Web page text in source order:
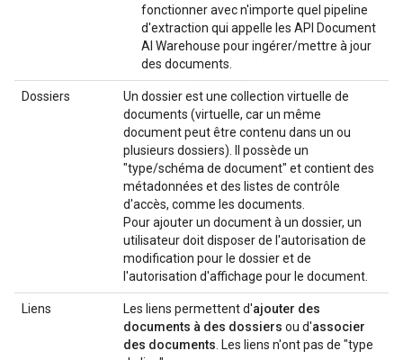
fonctionner avec n'importe quel pipeline
d'extraction qui appelle les API Document
AI Warehouse pour ingérer/mettre à jour
des documents.
Dossiers
Un dossier est une collection virtuelle de
documents (virtuelle, car un même
document peut être contenu dans un ou
plusieurs dossiers). Il possède un
"type/schéma de document" et contient des
métadonnées et des listes de contrôle
d'accès, comme les documents.
Pour ajouter un document à un dossier, un
utilisateur doit disposer de l'autorisation de
modification pour le dossier et de
l'autorisation d'affichage pour le document.
Liens Les liens permettent d'ajouter des
documents à des dossiers ou d'associer
des documents . Les liens n'ont pas de "type